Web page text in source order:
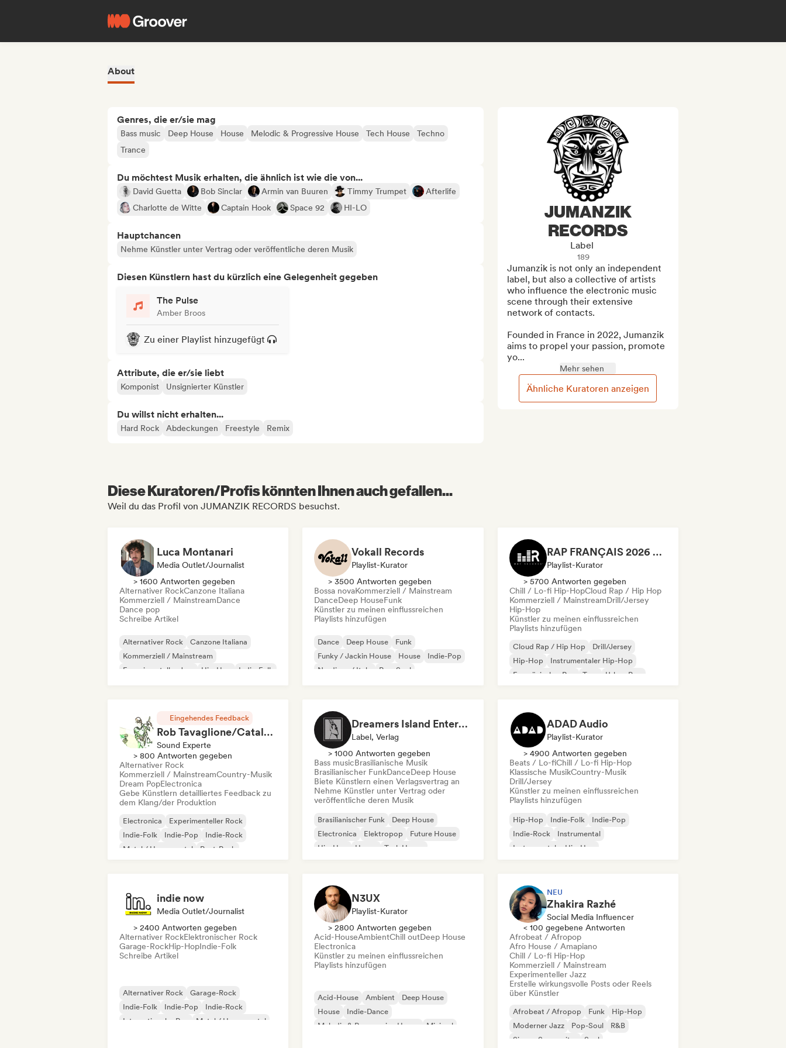
About
Genres, die er/sie mag
Bass music Deep House House Melodic & Progressive House Tech House
Techno
Trance
Du möchtest Musik erhalten, die ähnlich ist wie die von...
David Guetta Bob Sinclar Armin van Buuren Timmy Trumpet
Afterlife
Charlotte de Witte
Captain Hook Space 92 HI-LO
Hauptchancen
Nehme Künstler unter Vertrag oder veröffentliche deren Musik
Diesen Künstlern hast du kürzlich eine Gelegenheit gegeben
The Pulse
Amber Broos
Zu einer Playlist hinzugefügt
Attribute, die er/sie liebt
Komponist Unsignierter Künstler
Du willst nicht erhalten...
Hard Rock Abdeckungen Freestyle Remix
JUMANZIK
RECORDS
Label
189
Jumanzik is not only an independent
label, but also a collective of artists
who influence the electronic music
scene through their extensive
network of contacts.
Founded in France in 2022, Jumanzik
aims to propel your passion, promote
yo...
Mehr sehen
Ähnliche Kuratoren anzeigen
Diese Kuratoren/Profis könnten Ihnen auch gefallen...
Weil du das Profil von JUMANZIK RECORDS besuchst.
Luca Montanari
Media Outlet/Journalist
> 1600 Antworten gegeben
Alternativer RockCanzone Italiana
Kommerziell / MainstreamDance
Dance pop
Schreibe Artikel
Alternativer Rock
Canzone Italiana
Kommerziell / Mainstream
Experimenteller Jazz
Hip-Hop
Indie-Folk
Vokall Records
Playlist-Kurator
> 3500 Antworten gegeben
Bossa novaKommerziell / Mainstream
DanceDeep HouseFunk
Künstler zu meinen einflussreichen
Playlists hinzufügen
Dance Deep House
Funk
Funky / Jackin House
House
Indie-Pop
Nu-disco / Italo
Pop-Soul
RAP FRANÇAIS 2026 🔥🇫🇷 (Way Records)
Playlist-Kurator
> 5700 Antworten gegeben
Chill / Lo-fi Hip-HopCloud Rap / Hip Hop
Kommerziell / MainstreamDrill/Jersey
Hip-Hop
Künstler zu meinen einflussreichen
Playlists hinzufügen
Cloud Rap / Hip Hop
Drill/Jersey
Hip-Hop
Instrumentaler Hip-Hop
Französischer Rap
Trap
Urban Pop
Eingehendes Feedback
Rob Tavaglione/Catalyst Recording
Sound Experte
> 800 Antworten gegeben
Alternativer Rock
Kommerziell / MainstreamCountry-Musik
Dream PopElectronica
Gebe Künstlern detailliertes Feedback zu
dem Klang/der Produktion
Electronica
Experimenteller Rock
Indie-Folk
Indie-Pop
Indie-Rock
Metal / Heavy metal
Post-Punk
Dreamers Island Entertainment
Label, Verlag
> 1000 Antworten gegeben
Bass musicBrasilianische Musik
Brasilianischer FunkDanceDeep House
Biete Künstlern einen Verlagsvertrag an
Nehme Künstler unter Vertrag oder
veröffentliche deren Musik
Brasilianischer Funk
Deep House
Electronica
Elektropop
Future House
Hip-Hop
House Tech House
ADAD Audio
Playlist-Kurator
> 4900 Antworten gegeben
Beats / Lo-fiChill / Lo-fi Hip-Hop
Klassische MusikCountry-Musik
Drill/Jersey
Künstler zu meinen einflussreichen
Playlists hinzufügen
Hip-Hop Indie-Folk
Indie-Pop
Indie-Rock
Instrumental
Instrumentaler Hip-Hop
indie now
Media Outlet/Journalist
> 2400 Antworten gegeben
Alternativer RockElektronischer Rock
Garage-RockHip-HopIndie-Folk
Schreibe Artikel
Alternativer Rock
Garage-Rock
Indie-Folk
Indie-Pop
Indie-Rock
Internationaler Rap
Metal / Heavy metal
N3UX
Playlist-Kurator
> 2800 Antworten gegeben
Acid-HouseAmbientChill outDeep House
Electronica
Künstler zu meinen einflussreichen
Playlists hinzufügen
Acid-House Ambient
Deep House
House
Indie-Dance
Melodic & Progressive House
Minimal
NEU
Zhakira Razhé
Social Media Influencer
< 100 gegebene Antworten
Afrobeat / Afropop
Afro House / Amapiano
Chill / Lo-fi Hip-Hop
Kommerziell / Mainstream
Experimenteller Jazz
Erstelle wirkungsvolle Posts oder Reels
über Künstler
Afrobeat / Afropop Funk
Hip-Hop
Moderner Jazz
Pop-Soul
R&B
Singer-Songwriter
Soul